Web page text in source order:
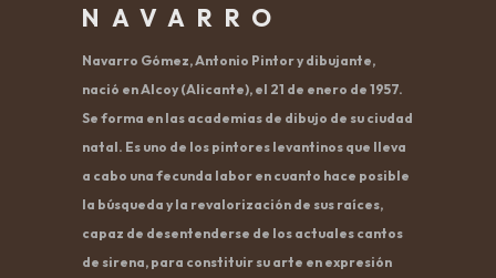
NAVARRO
Navarro Gómez, Antonio Pintor y dibujante,
nació en Alcoy (Alicante), el 21 de enero de 1957.
Se forma en las academias de dibujo de su ciudad
natal. Es uno de los pintores levantinos que lleva
a cabo una fecunda labor en cuanto hace posible
la búsqueda y la revalorización de sus raíces,
capaz de desentenderse de los actuales cantos
de sirena, para constituir su arte en expresión